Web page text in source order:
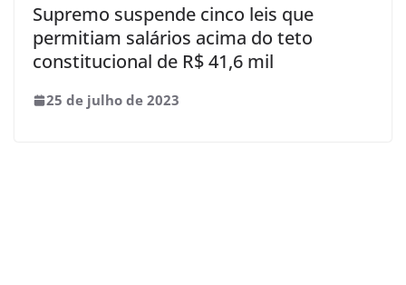
Supremo suspende cinco leis que
permitiam salários acima do teto
constitucional de R$ 41,6 mil
25 de julho de 2023